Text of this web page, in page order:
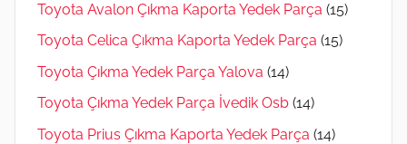
Toyota Avalon Çıkma Kaporta Yedek Parça (15)
Toyota Celica Çıkma Kaporta Yedek Parça (15)
Toyota Çıkma Yedek Parça Yalova (14)
Toyota Çıkma Yedek Parça İvedik Osb (14)
Toyota Prius Çıkma Kaporta Yedek Parça (14)